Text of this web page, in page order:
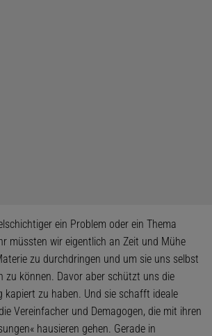
ein Problem oder ein Thema
müssten wir eigentlich an Zeit und Mühe
zu durchdringen und um sie uns selbst
zu können. Davor aber schützt uns die
kapiert zu haben. Und sie schafft ideale
Vereinfacher und Demagogen, die mit ihren
hausieren gehen. Gerade in